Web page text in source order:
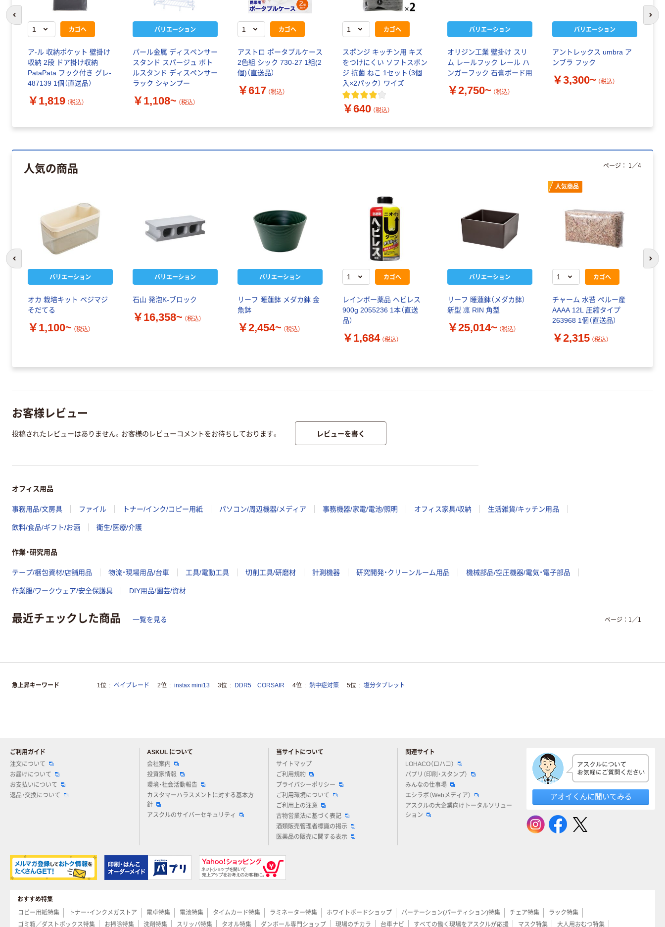
カゴへ
ア-ル 収納ポケット 壁掛け
収納 2段 ドア掛け収納
PataPata フック付き グレ-
487139 1個（直送品）
￥1,819 （税込）
バリエーション
パール金属 ディスペンサー
スタンド スパージュ ボト
ルスタンド ディスペンサー
ラック シャンプー
￥1,108~ （税込）
カゴへ
アストロ ポータブルケース
2色組 シック 730-27 1組(2
個)（直送品）
￥617 （税込）
カゴへ
スポンジ キッチン用 キズ
をつけにくい ソフトスポン
ジ 抗菌 ねこ 1セット（3個
入×2パック） ワイズ
￥640 （税込）
バリエーション
オリジン工業 壁掛け スリ
ム レールフック レール ハ
ンガーフック 石膏ボード用
￥2,750~ （税込）
バリエーション
アントレックス umbra ア
ンブラ フック
￥3,300~ （税込）
前のスライドへ 次
人気の商品
バリエーション
オカ 栽培キット ベジマジ
そだてる
￥1,100~ （税込）
バリエーション
石山 発泡K-ブロック
￥16,358~ （税込）
バリエーション
リーフ 睡蓮鉢 メダカ鉢 金
魚鉢
￥2,454~ （税込）
カゴへ
レインボー薬品 ヘビレス
900g 2055236 1本（直送
品）
￥1,684 （税込）
バリエーション
リーフ 睡蓮鉢（メダカ鉢）
新型 凛 RIN 角型
￥25,014~ （税込）
人気商品
カゴへ
チャーム 水苔 ペルー産
AAAA 12L 圧縮タイプ
263968 1個（直送品）
￥2,315 （税込）
ページ： 1 ／4
次
お客様レビュー
投稿されたレビューはありません。お客様のレビューコメントをお待ちしております。 レビューを書く
オフィス用品
事務用品/文房具 ファイル トナー/インク/コピー用紙 パソコン/周辺機器/メディア 事務機器/家電/電池/照明 オフィス家具/収納 生活雑貨/キッチン用品
飲料/食品/ギフト/お酒 衛生/医療/介護
作業・研究用品
テープ/梱包資材/店舗用品 物流・現場用品/台車 工具/電動工具 切削工具/研磨材 計測機器 研究開発・クリーンルーム用品 機械部品/空圧機器/電気・電子部品
作業服/ワークウェア/安全保護具 DIY用品/園芸/資材
最近チェックした商品 一覧を見る ページ： 1 ／1
急上昇キーワード 1位 ベイブレード 2位 instax mini13 3位 DDR5 CORSAIR 4位 熱中症対策 5位 塩分タブレット
ご利用ガイド
注文について
お届けについて
お支払いについて
返品・交換について
ASKUL について
会社案内
投資家情報
環境・社会活動報告
カスタマーハラスメントに対する基本方
針
アスクルのサイバーセキュリティ
当サイトについて
サイトマップ
ご利用規約
プライバシーポリシー
ご利用環境について
ご利用上の注意
古物営業法に基づく表記
酒類販売管理者標識の掲示
医薬品の販売に関する表示
関連サイト
LOHACO（ロハコ）
パプリ（印刷・スタンプ）
みんなの仕事場
エシラボ（Webメディア）
アスクルの大企業向けトータルソリュー
ション
アオイくんに聞いてみる
おすすめ特集
コピー用紙特集
トナー・インクメガストア 電卓特集 電池特集 タイムカード特集 ラミネーター特集 ホワイトボードショップ パーテーション(パーティション)特集 チェア特集
ラック特集
ゴミ箱／ダストボックス特集
お掃除特集 洗剤特集 スリッパ特集 タオル特集 ダンボール専門ショップ 現場のチカラ 台車ナビ すべての働く現場をアスクルが応援 マスク特集 大人用おむつ特集